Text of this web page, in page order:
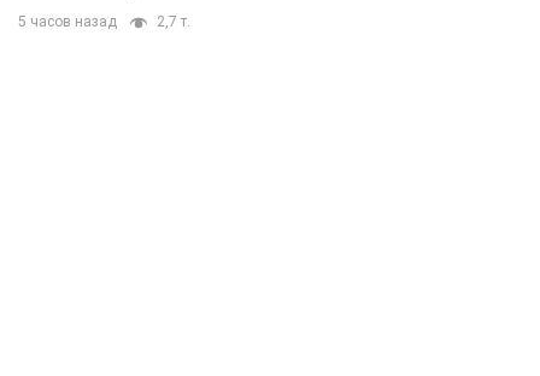
5 часов назад 2,7 т.